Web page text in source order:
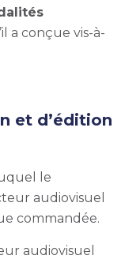
a conçue vis-à-
et d’édition
le
audiovisuel
commandée.
audiovisuel